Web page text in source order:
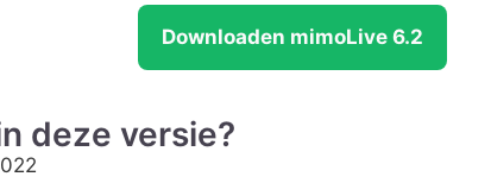
Downloaden mimoLive 6.2
deze versie?